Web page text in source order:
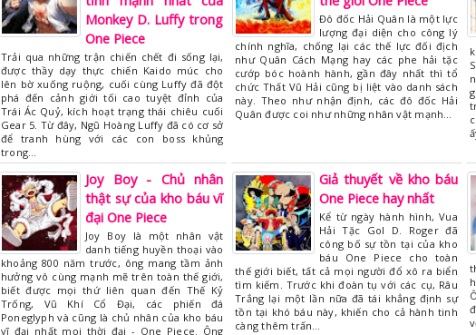
Monkey D. Luffy trong
One Piece
Trải qua những trận chiến chết đi sống lại,
được thầy dạy thực chiến Kaido múc cho
lên bờ xuống ruộng, cuối cùng Luffy đã đột
phá đến cảnh giới tối cao tuyệt đỉnh của
Trái Ác Quỷ, kích hoạt trạng thái chiêu cuối
Gear 5. Từ đây, Ngũ Hoàng Luffy đã có cơ sở
để tranh hùng với các con boss khủng
trong…
Đô đốc Hải Quân là một lực
lượng đại diện cho công lý
chính nghĩa, chống lại các thế lực đối địch
như Quân Cách Mạng hay các phe hải tặc
cướp bóc hoành hành, gần đây nhất thì tổ
chức Thất Vũ Hải cũng bị liệt vào danh sách
này. Theo như nhận định, các đô đốc Hải
Quân được coi như những nhân vật mạnh…
Joy Boy - Chủ nhân
thật sự của kho báu vĩ
đại One Piece
Joy Boy là một nhân vật
danh tiếng huyền thoại vào
khoảng 800 năm trước, ông mang tầm ảnh
hưởng vô cùng mạnh mẽ trên toàn thế giới,
biết được mọi thứ liên quan đến Thế Kỷ
Trống, Vũ Khí Cổ Đại, các phiến đá
Poneglyph và cũng là chủ nhân của kho báu
vĩ đại nhất mọi thời đại - One Piece. Ông
Giả thuyết về kho báu
One Piece hay nhất
Kể từ ngày hành hình, Vua
Hải Tặc Gol D. Roger đã
công bố sự tồn tại của kho
báu One Piece cho toàn
thế giới biết, tất cả mọi người đổ xô ra biển
tìm kiếm. Trước khi đoàn tụ với các cụ, Râu
Trắng lại một lần nữa đã tái khẳng định sự
tồn tại khó báu này, khiến cho cả hành tinh
càng thêm trấn…